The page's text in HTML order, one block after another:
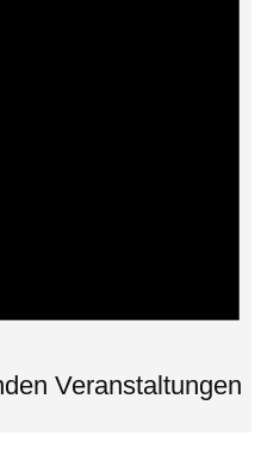
Veranstaltungen